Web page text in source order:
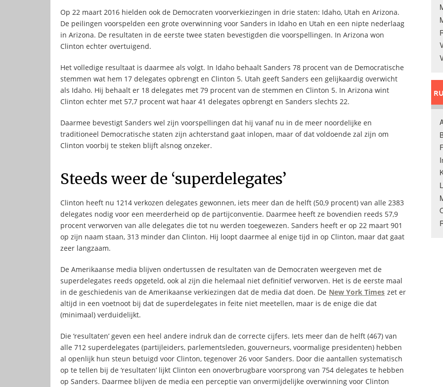
Op 22 maart 2016 hielden ook de Democraten voorverkiezingen in drie staten: Idaho, Utah en Arizona.
De peilingen voorspelden een grote overwinning voor Sanders in Idaho en Utah en een nipte nederlaag
in Arizona. De resultaten in de eerste twee staten bevestigden die voorspellingen. In Arizona won
Clinton echter overtuigend.
Het volledige resultaat is daarmee als volgt. In Idaho behaalt Sanders 78 procent van de Democratische
stemmen wat hem 17 delegates opbrengt en Clinton 5. Utah geeft Sanders een gelijkaardig overwicht
als Idaho. Hij behaalt er 18 delegates met 79 procent van de stemmen en Clinton 5. In Arizona wint
Clinton echter met 57,7 procent wat haar 41 delegates opbrengt en Sanders slechts 22.
Daarmee bevestigt Sanders wel zijn voorspellingen dat hij vanaf nu in de meer noordelijke en
traditioneel Democratische staten zijn achterstand gaat inlopen, maar of dat voldoende zal zijn om
Clinton voorbij te steken blijft alsnog onzeker.
Steeds weer de ‘superdelegates’
Clinton heeft nu 1214 verkozen delegates gewonnen, iets meer dan de helft (50,9 procent) van alle 2383
delegates nodig voor een meerderheid op de partijconventie. Daarmee heeft ze bovendien reeds 57,9
procent verworven van alle delegates die tot nu werden toegewezen. Sanders heeft er op 22 maart 901
op zijn naam staan, 313 minder dan Clinton. Hij loopt daarmee al enige tijd in op Clinton, maar dat gaat
zeer langzaam.
De Amerikaanse media blijven ondertussen de resultaten van de Democraten weergeven met de
superdelegates reeds opgeteld, ook al zijn die helemaal niet definitief verworven. Het is de eerste maal
in de geschiedenis van de Amerikaanse verkiezingen dat de media dat doen. De New York Times zet er
altijd in een voetnoot bij dat de superdelegates in feite niet meetellen, maar is de enige die dat
(minimaal) verduidelijkt.
Die ‘resultaten’ geven een heel andere indruk dan de correcte cijfers. Iets meer dan de helft (467) van
alle 712 superdelegates (partijleiders, parlementsleden, gouverneurs, voormalige presidenten) hebben
al openlijk hun steun betuigd voor Clinton, tegenover 26 voor Sanders. Door die aantallen systematisch
op te tellen bij de ‘resultaten’ lijkt Clinton een onoverbrugbare voorsprong van 754 delegates te hebben
op Sanders. Daarmee blijven de media een perceptie van onvermijdelijke overwinning voor Clinton